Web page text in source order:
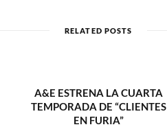
e
RELATED POSTS
A&E ESTRENA LA CUARTA
TEMPORADA DE “CLIENTES
EN FURIA”